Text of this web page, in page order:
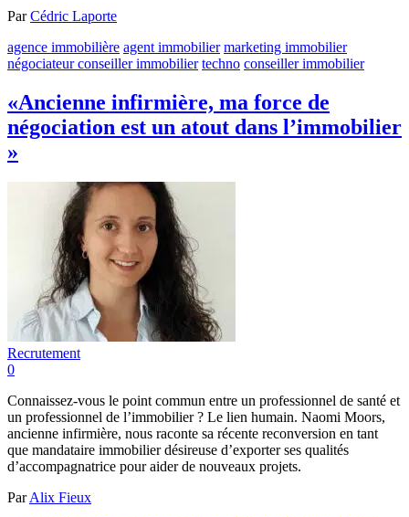
ParCédric Laporte
agence immobilière agent immobilier marketing immobilier
négociateur conseiller immobilier techno conseiller immobilier
«Ancienne infirmière, ma force de
négociation est un atout dans l’immobilier
»
Recrutement
0
Connaissez-vous le point commun entre un professionnel de santé et
un professionnel de l’immobilier ? Le lien humain. Naomi Moors,
ancienne infirmière, nous raconte sa récente reconversion en tant
que mandataire immobilier désireuse d’exporter ses qualités
d’accompagnatrice pour aider de nouveaux projets.
ParAlix Fieux